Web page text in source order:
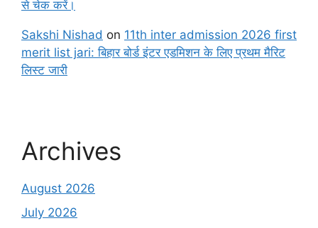
से चेक करें।
Sakshi Nishad on 11th inter admission 2026 first
merit list jari: बिहार बोर्ड इंटर एडमिशन के लिए प्रथम मैरिट
लिस्ट जारी
Archives
August 2026
July 2026